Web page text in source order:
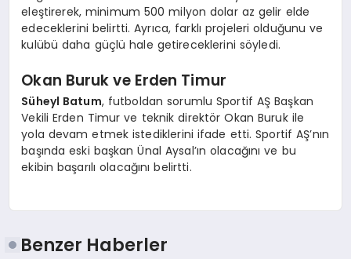
eleştirerek, minimum 500 milyon dolar az gelir elde
edeceklerini belirtti. Ayrıca, farklı projeleri olduğunu ve
kulübü daha güçlü hale getireceklerini söyledi.
Okan Buruk ve Erden Timur
Süheyl Batum, futboldan sorumlu Sportif AŞ Başkan
Vekili Erden Timur ve teknik direktör Okan Buruk ile
yola devam etmek istediklerini ifade etti. Sportif AŞ’nın
başında eski başkan Ünal Aysal’ın olacağını ve bu
ekibin başarılı olacağını belirtti.
Benzer Haberler